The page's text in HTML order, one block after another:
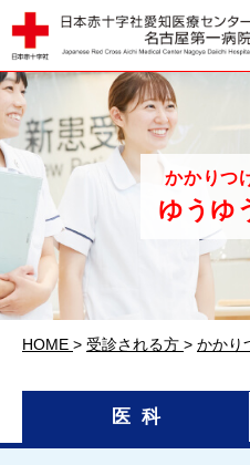
かかりつ
ゆうゆ
HOME > 受診される方 > かかり
医科